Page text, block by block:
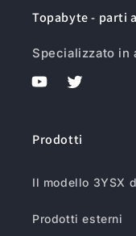
Topabyte - parti
Specializzato in
YouTubeTwitter
Prodotti
Il modello 3YSX
Prodotti esterni